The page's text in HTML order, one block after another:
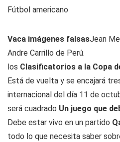
Fútbol americano
Vaca imágenes falsasJean
Andre Carrillo de Perú.
los Clasificatorios a la Copa
Está de vuelta y se encajará
internacional del día 11 de
será cuadrado Un juego que
Debe estar vivo en un partido
todo lo que necesita saber